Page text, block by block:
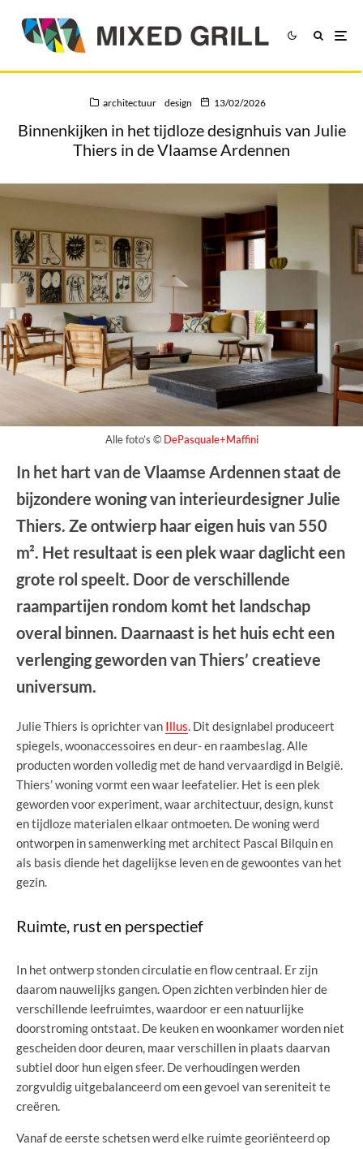
architectuur design 13/02/2026
Binnenkijken in het tijdloze designhuis van Julie
Thiers in de Vlaamse Ardennen
Alle foto’s © DePasquale+Maffini
In het hart van de Vlaamse Ardennen staat de
bijzondere woning van interieurdesigner Julie
Thiers. Ze ontwierp haar eigen huis van 550
m². Het resultaat is een plek waar daglicht een
grote rol speelt. Door de verschillende
raampartijen rondom komt het landschap
overal binnen. Daarnaast is het huis echt een
verlenging geworden van Thiers’ creatieve
universum.
Julie Thiers is oprichter van Illus. Dit designlabel produceert
spiegels, woonaccessoires en deur- en raambeslag. Alle
producten worden volledig met de hand vervaardigd in België.
Thiers’ woning vormt een waar leefatelier. Het is een plek
geworden voor experiment, waar architectuur, design, kunst
en tijdloze materialen elkaar ontmoeten. De woning werd
ontworpen in samenwerking met architect Pascal Bilquin en
als basis diende het dagelijkse leven en de gewoontes van het
gezin.
Ruimte, rust en perspectief
In het ontwerp stonden circulatie en flow centraal. Er zijn
daarom nauwelijks gangen. Open zichten verbinden hier de
verschillende leefruimtes, waardoor er een natuurlijke
doorstroming ontstaat. De keuken en woonkamer worden niet
gescheiden door deuren, maar verschillen in plaats daarvan
subtiel door hun eigen sfeer. De verhoudingen werden
zorgvuldig uitgebalanceerd om een gevoel van sereniteit te
creëren.
Vanaf de eerste schetsen werd elke ruimte georiënteerd op